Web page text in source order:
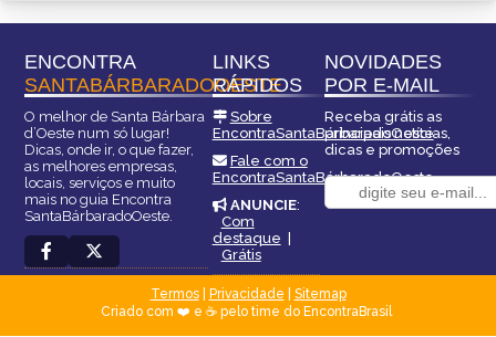
ENCONTRA
SANTABÁRBARADOOESTE
O melhor de Santa Bárbara
d’Oeste num só lugar!
Dicas, onde ir, o que fazer,
as melhores empresas,
locais, serviços e muito
mais no guia Encontra
SantaBárbaradoOeste.
LINKS
RÁPIDOS
Sobre
EncontraSantaBárbaradoOeste
Fale com o
EncontraSantaBárbaradoOeste
ANUNCIE:
Com
destaque |
Grátis
NOVIDADES
POR E-MAIL
Receba grátis as
principais notícias,
dicas e promoções
Termos| Privacidade
Sitemap
Criado com ❤️ e ☕ pelo time do EncontraBrasil